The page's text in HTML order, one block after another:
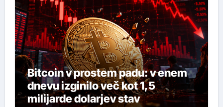
Bitcoin v prostem padu: v enem
dnevu izginilo več kot 1,5
milijarde dolarjev stav